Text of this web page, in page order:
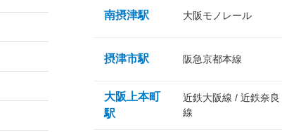
南摂津駅 大阪モノレール
摂津市駅 阪急京都本線
大阪上本町
駅
近鉄大阪線 / 近鉄奈良
線